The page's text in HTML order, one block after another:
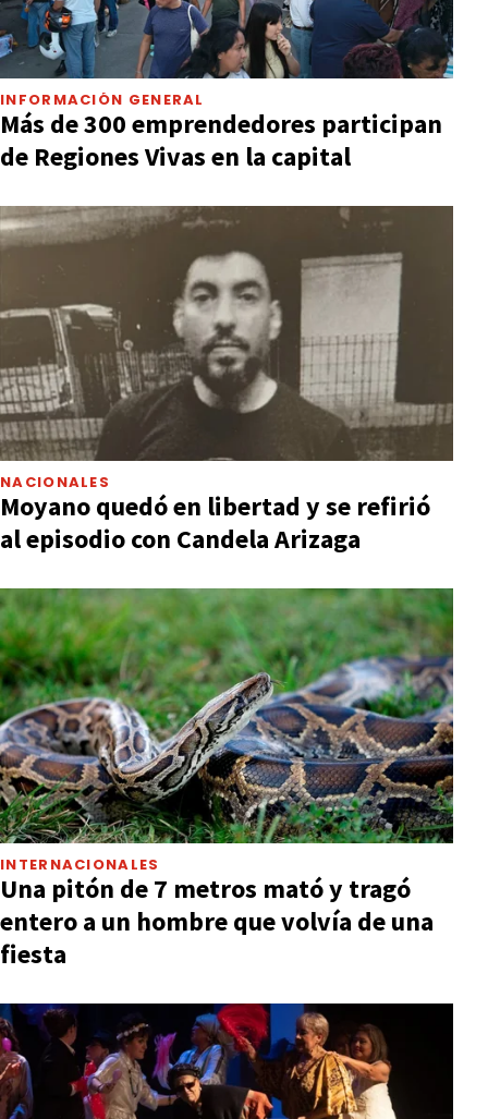
INFORMACIÓN GENERAL
Más de 300 emprendedores participan
de Regiones Vivas en la capital
NACIONALES
Moyano quedó en libertad y se refirió
al episodio con Candela Arizaga
INTERNACIONALES
Una pitón de 7 metros mató y tragó
entero a un hombre que volvía de una
fiesta